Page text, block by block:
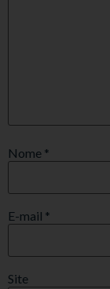
Nome *
E-mail *
Site